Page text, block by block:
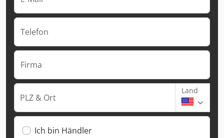
Telefon
Firma
PLZ & Ort
Land
Ich bin Händler